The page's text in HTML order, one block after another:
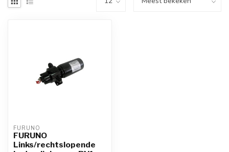
FURUNO
FURUNO
Links/rechtslopende